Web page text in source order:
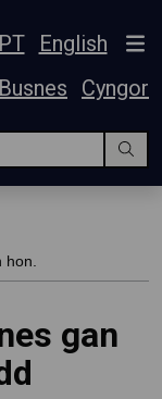
English
Busnes Cyngor
gan